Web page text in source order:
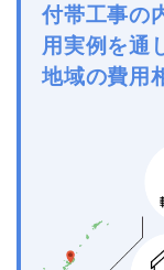
付帯工事の
用実例を通
地域の費用